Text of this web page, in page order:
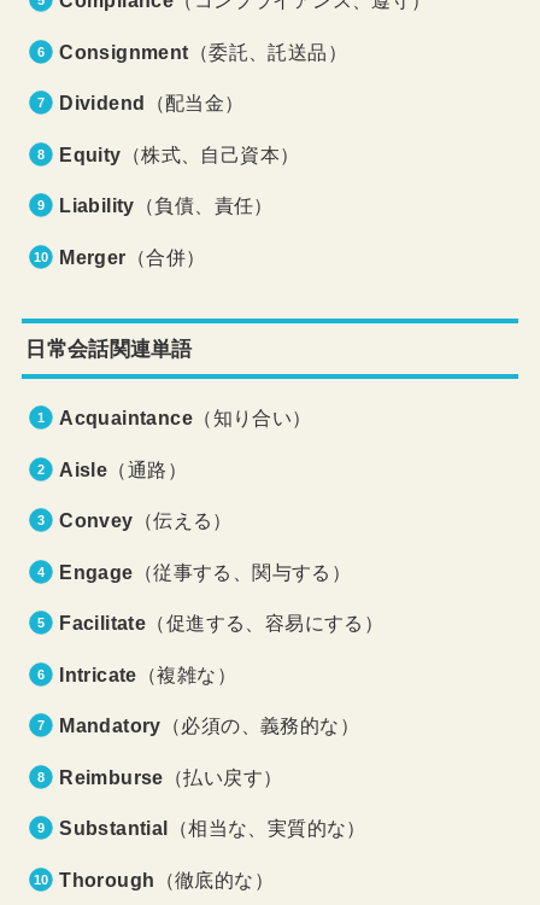
Consignment （委託、託送品）
Dividend （配当金）
Equity （株式、自己資本）
Liability （負債、責任）
Merger （合併）
日常会話関連単語
Acquaintance （知り合い）
Aisle （通路）
Convey （伝える）
Engage （従事する、関与する）
Facilitate （促進する、容易にする）
Intricate （複雑な）
Mandatory （必須の、義務的な）
Reimburse （払い戻す）
Substantial （相当な、実質的な）
Thorough （徹底的な）